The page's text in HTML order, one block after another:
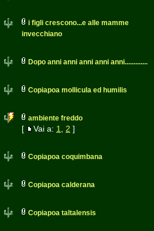
i figli crescono...e alle mamme
invecchiano
Dopo anni anni anni anni anni.............
Copiapoa mollicula ed humilis
ambiente freddo
[ Vai a: 1 2 ]
Copiapoa coquimbana
Copiapoa calderana
Copiapoa taltalensis